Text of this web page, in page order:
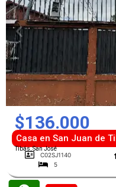
$136.000
Casa en San Juan de
Tibás, San José
C02SJ1140
5